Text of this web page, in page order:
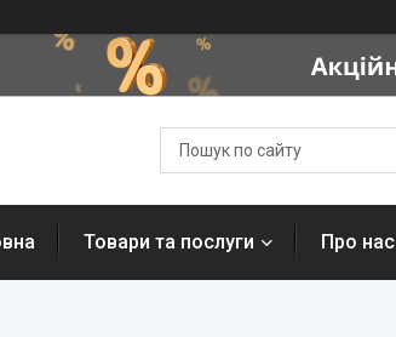
Товари та послуги Про нас